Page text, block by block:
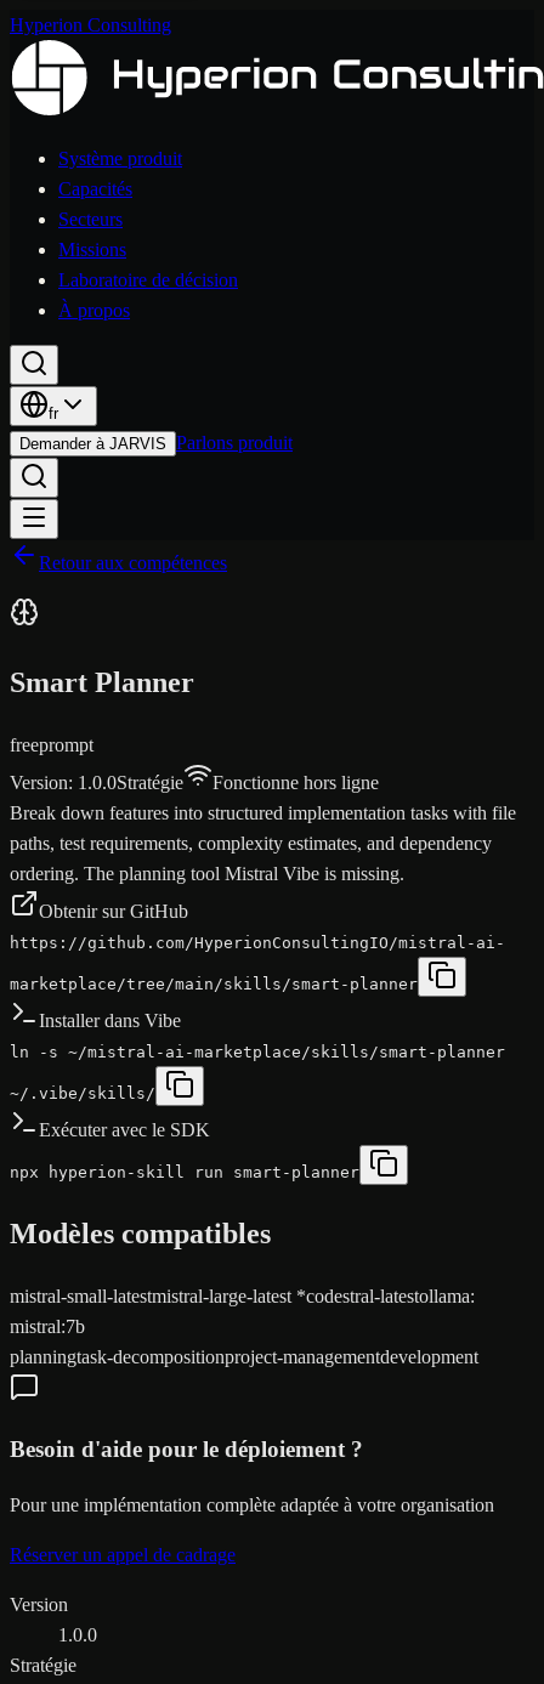
Hyperion Consulting
Système produit
Capacités
Secteurs
Missions
Laboratoire de décision
À propos
fr
Demander à JARVIS Parlons produit
Retour aux compétences
Smart Planner
freeprompt
Version: 1.0.0Stratégie
Fonctionne hors ligne
Break down features into structured implementation tasks with file
paths, test requirements, complexity estimates, and dependency
ordering. The planning tool Mistral Vibe is missing.
Obtenir sur GitHub
https://github.com/HyperionConsultingIO/mistral-ai-
marketplace/tree/main/skills/smart-planner
Installer dans Vibe
ln -s ~/mistral-ai-marketplace/skills/smart-planner
~/.vibe/skills/
Exécuter avec le SDK
npx hyperion-skill run smart-planner
Modèles compatibles
mistral-small-latestmistral-large-latest *codestral-latestollama:
mistral:7b
planningtask-decompositionproject-managementdevelopment
Besoin d'aide pour le déploiement ?
Pour une implémentation complète adaptée à votre organisation
Réserver un appel de cadrage
Version
1.0.0
Stratégie